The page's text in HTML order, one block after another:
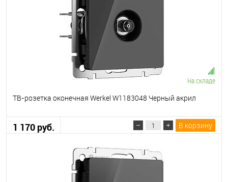
На складе
ТВ-розетка оконечная Werkel W1183048 Черный акрил
1 170 руб. В корзину